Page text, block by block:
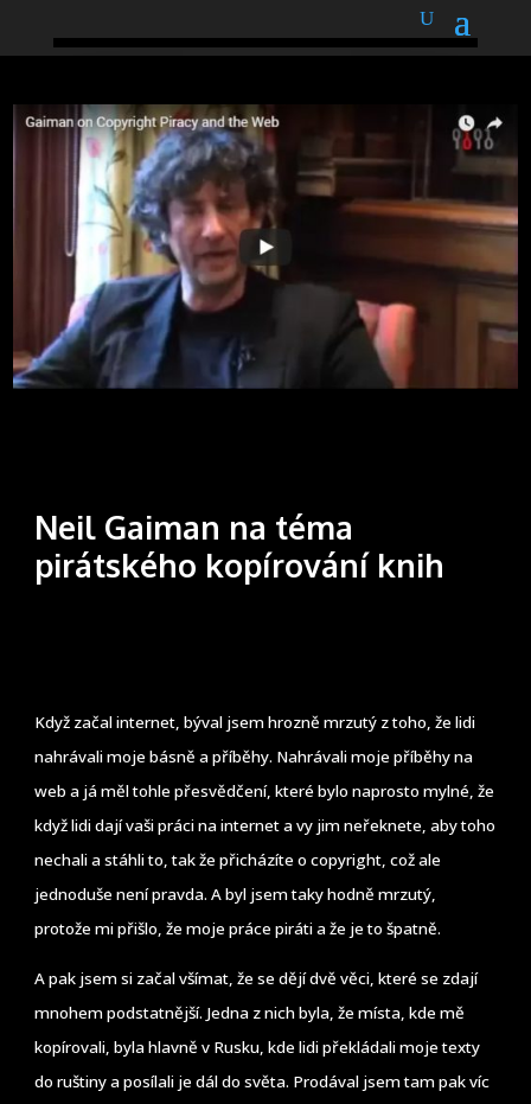
Neil Gaiman na téma
pirátského kopírování knih
Když začal internet, býval jsem hrozně mrzutý z toho, že lidi
nahrávali moje básně a příběhy. Nahrávali moje příběhy na
web a já měl tohle přesvědčení, které bylo naprosto mylné, že
když lidi dají vaši práci na internet a vy jim neřeknete, aby toho
nechali a stáhli to, tak že přicházíte o copyright, což ale
jednoduše není pravda. A byl jsem taky hodně mrzutý,
protože mi přišlo, že moje práce piráti a že je to špatně.
A pak jsem si začal všímat, že se dějí dvě věci, které se zdají
mnohem podstatnější. Jedna z nich byla, že místa, kde mě
kopírovali, byla hlavně v Rusku, kde lidi překládali moje texty
do ruštiny a posílali je dál do světa. Prodával jsem tam pak víc